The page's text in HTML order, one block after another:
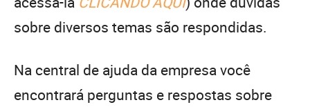
sobre diversos temas são respondidas.
Na central de ajuda da empresa você
encontrará perguntas e respostas sobre